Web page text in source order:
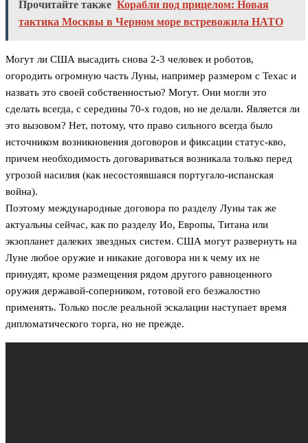
Прочитайте также Корабли под прицелом: Новая
тактика Москвы в Черном море встревожила НАТО
Могут ли США высадить снова 2-3 человек и роботов,
огородить огромную часть Луны, например размером с Техас и
назвать это своей собственностью? Могут. Они могли это
сделать всегда, с середины 70-х годов, но не делали. Является ли
это вызовом? Нет, потому, что право сильного всегда было
источником возникновения договоров и фиксации статус-кво,
причем необходимость договариваться возникала только перед
угрозой насилия (как несостоявшаяся португало-испанская
война).
Поэтому международные договора по разделу Луны так же
актуальны сейчас, как по разделу Ио, Европы, Титана или
экзопланет далеких звездных систем. США могут развернуть на
Луне любое оружие и никакие договора ни к чему их не
принудят, кроме размещения рядом другого равноценного
оружия державой-соперником, готовой его безжалостно
применять. Только после реальной эскалации наступает время
дипломатического торга, но не прежде.